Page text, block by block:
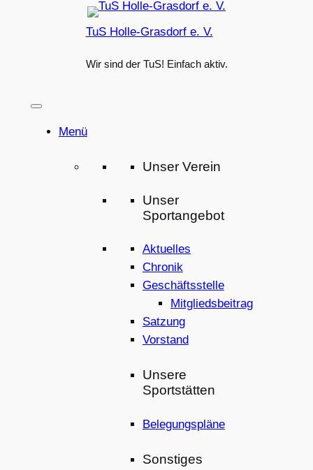
TuS Holle-Grasdorf e. V.
Wir sind der TuS! Einfach aktiv.
Menü
Unser Verein
Unser
Sportangebot
Aktuelles
Chronik
Geschäftsstelle
Mitgliedsbeitrag
Satzung
Vorstand
Unsere
Sportstätten
Belegungspläne
Sonstiges